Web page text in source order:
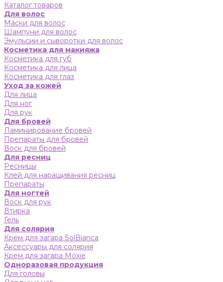
Каталог товаров
Для волос
Маски для волос
Шампуни для волос
Эмульсии и сыворотки для волос
Косметика для макияжа
Косметика для губ
Косметика для лица
Косметика для глаз
Уход за кожей
Для лица
Для ног
Для рук
Для бровей
Ламинирование бровей
Препараты для бровей
Воск для бровей
Для ресниц
Ресницы
Клей для наращивания ресниц
Препараты
Для ногтей
Воск для рук
Втирка
Гель
Для солярия
Крем для загара SolBianca
Аксессуары для солярия
Крем для загара Moxie
Одноразовая продукция
Для головы